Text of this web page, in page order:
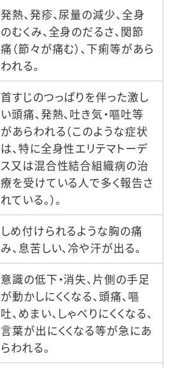
発熱、発疹、尿量の減少、全身
のむくみ、全身のだるさ、関節
痛（節々が痛む）、下痢等があら
われる。
首すじのつっぱりを伴った激し
い頭痛、発熱、吐き気・嘔吐等
があらわれる（このような症状
は、特に全身性エリテマトーデ
ス又は混合性結合組織病の治
療を受けている人で多く報告さ
れている。）。
しめ付けられるような胸の痛
み、息苦しい、冷や汗が出る。
意識の低下・消失、片側の手足
が動かしにくくなる、頭痛、嘔
吐、めまい、しゃべりにくくなる、
言葉が出にくくなる等が急にあ
らわれる。